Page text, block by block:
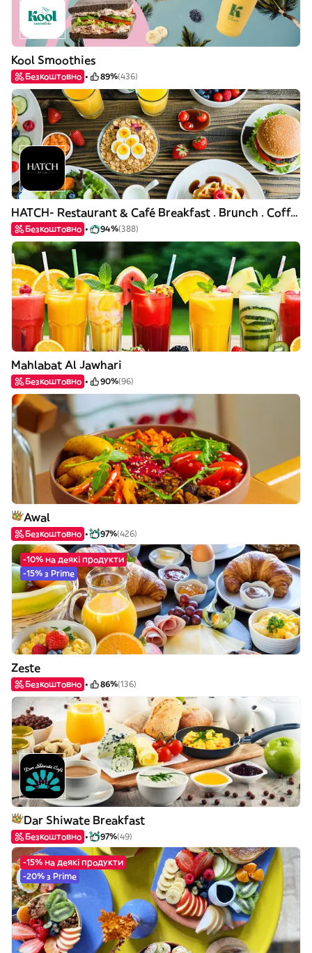
Kool Smoothies
Безкоштовно 89%(436)
HATCH- Restaurant & Café Breakfast . Brunch . Coffee
Безкоштовно 94%(388)
Mahlabat Al Jawhari
Безкоштовно 90%(96)
Awal
Безкоштовно 97%(426)
-10% на деякі продукти
-15% з Prime
Zeste
Безкоштовно 86%(136)
Dar Shiwate Breakfast
Безкоштовно 97%(49)
-15% на деякі продукти
-20% з Prime